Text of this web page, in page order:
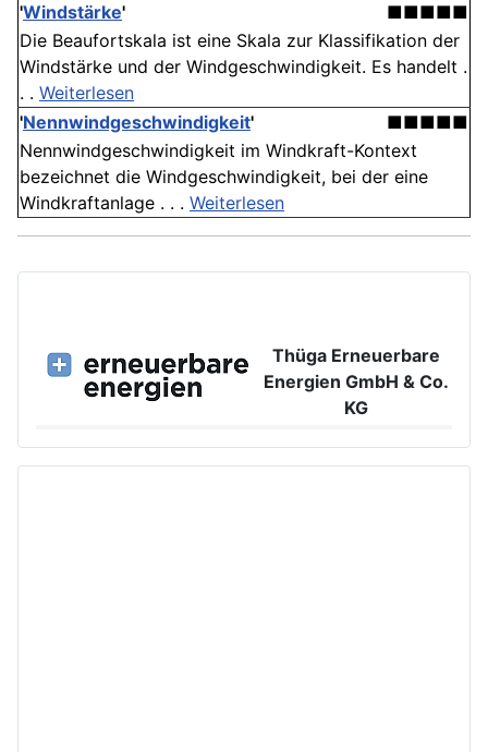
'Windstärke'
■■■■■
Die Beaufortskala ist eine Skala zur Klassifikation der
Windstärke und der Windgeschwindigkeit. Es handelt .
. . Weiterlesen
'Nennwindgeschwindigkeit'
■■■■■
Nennwindgeschwindigkeit im Windkraft-Kontext
bezeichnet die Windgeschwindigkeit, bei der eine
Windkraftanlage . . . Weiterlesen
Thüga Erneuerbare
Energien GmbH & Co.
KG
www.ee.thuega.de